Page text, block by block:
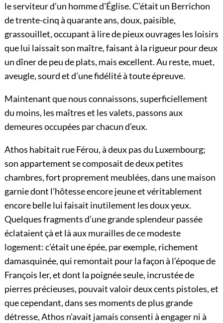
le serviteur d’un homme d’Église. C’était un Berrichon
de trente-cinq à quarante ans, doux, paisible,
grassouillet, occupant à lire de pieux ouvrages les loisirs
que lui laissait son maître, faisant à la rigueur pour deux
un dîner de peu de plats, mais excellent. Au reste, muet,
aveugle, sourd et d’une fidélité à toute épreuve.
Maintenant que nous connaissons, superficiellement
du moins, les maîtres et les valets, passons aux
demeures occupées par chacun d’eux.
Athos habitait rue Férou, à deux pas du Luxembourg;
son appartement se composait de deux petites
chambres, fort proprement meublées, dans une maison
garnie dont l’hôtesse encore jeune et véritablement
encore belle lui faisait inutilement les doux yeux.
Quelques fragments d’une grande splendeur passée
éclataient çà et là aux murailles de ce modeste
logement: c’était une épée, par exemple, richement
damasquinée, qui remontait pour la façon à l’époque de
François Ier, et dont la poignée seule, incrustée de
pierres précieuses, pouvait valoir deux cents pistoles, et
que cependant, dans ses moments de plus grande
détresse, Athos n’avait jamais consenti à engager ni à